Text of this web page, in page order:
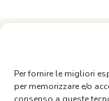
Per fornire le migliori
per memorizzare e/o